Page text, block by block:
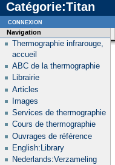
Catégorie:Titan
Navigation
Thermographie infrarouge,
accueil
ABC de la thermographie
Librairie
Articles
Images
Services de thermographie
Cours de thermographie
Ouvrages de référence
English:Library
Nederlands:Verzameling
connexion